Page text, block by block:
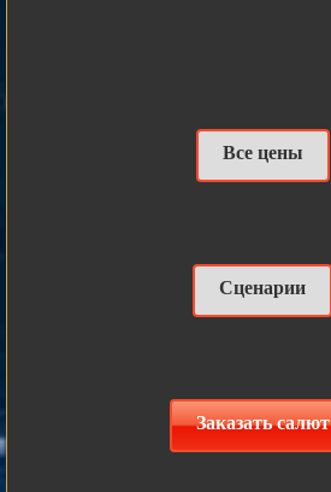
Все цены
Сценарии
Заказать салют